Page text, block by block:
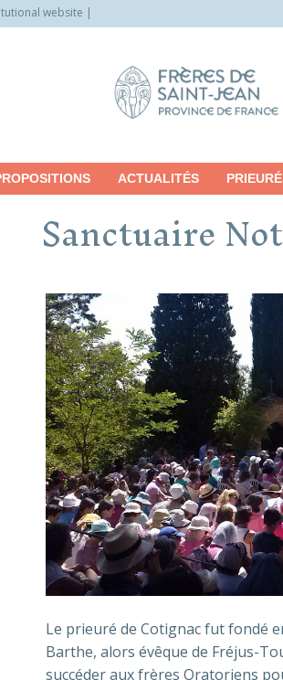
website
ACTUALITÉS
Sanctuaire
Le prieuré de Cotignac fut fondé
Barthe, alors évêque de Fréjus-
succéder aux frères Oratoriens